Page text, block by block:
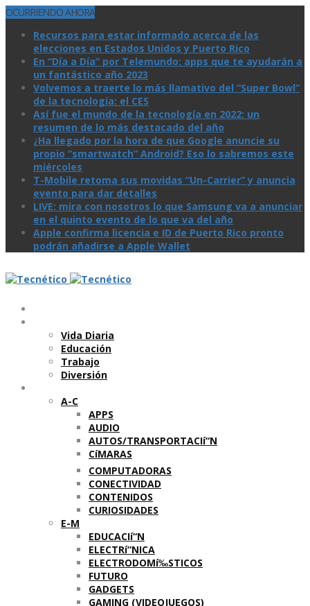
OCURRIENDO AHORA
Recursos para estar informado acerca de las
elecciones en Estados Unidos y Puerto Rico
En “Día a Día” por Telemundo: apps que te ayudarán a
un fantástico año 2023
Volvemos a traerte lo más llamativo del “Super Bowl”
de la tecnologí­a: el CES
Así­ fue el mundo de la tecnologí­a en 2022: un
resumen de lo más destacado del año
¿Ha llegado por la hora de que Google anuncie su
propio “smartwatch” Android? Eso lo sabremos este
miércoles
T-Mobile retoma sus movidas “Un-Carrier” y anuncia
evento para dar detalles
LIVE: mira con nosotros lo que Samsung va a anunciar
en el quinto evento de lo que va del año
Apple confirma licencia e ID de Puerto Rico pronto
podrán añadirse a Apple Wallet
Vida Diaria
Educación
Trabajo
Diversión
A-C
APPS
AUDIO
AUTOS/TRANSPORTACIí“N
CíMARAS
COMPUTADORAS
CONECTIVIDAD
CONTENIDOS
CURIOSIDADES
E-M
EDUCACIí“N
ELECTRí“NICA
ELECTRODOMí‰STICOS
FUTURO
GADGETS
GAMING (VIDEOJUEGOS)